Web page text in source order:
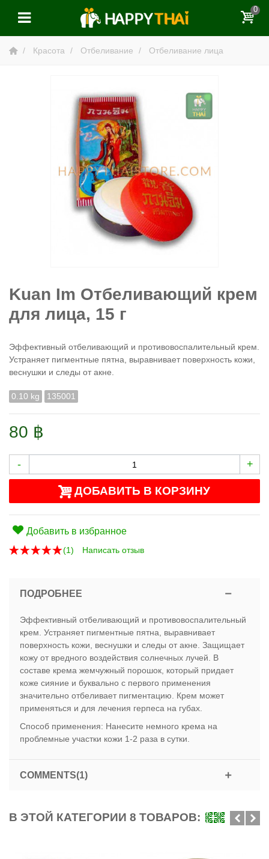
0
Красота Отбеливание Отбеливание лица
Kuan Im Отбеливающий крем
для лица, 15 г
Эффективный отбеливающий и противовоспалительный крем.
Устраняет пигментные пятна, выравнивает поверхность кожи,
веснушки и следы от акне.
0.10 kg 135001
80 ฿
- +
ДОБАВИТЬ В КОРЗИНУ
Добавить в избранное
(1) Написать отзыв
ПОДРОБНЕЕ
Эффективный отбеливающий и противовоспалительный
крем. Устраняет пигментные пятна, выравнивает
поверхность кожи, веснушки и следы от акне. Защищает
кожу от вредного воздействия солнечных лучей. В
составе крема жемчужный порошок, который придает
коже сияние и буквально с первого применения
значительно отбеливает пигментацию. Крем может
применяться и для лечения герпеса на губах.
Способ применения: Нанесите немного крема на
проблемные участки кожи 1-2 раза в сутки.
COMMENTS(1)
В ЭТОЙ КАТЕГОРИИ 8 ТОВАРОВ: